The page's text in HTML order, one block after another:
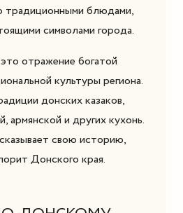
традиционными блюдами,
символами города.
отражение богатой
культуры региона.
донских казаков,
армянской и других кухонь.
свою историю,
Донского края.